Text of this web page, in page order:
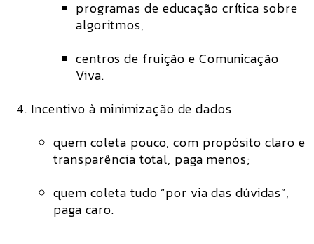
programas de educação crítica sobre
algoritmos,
centros de fruição e Comunicação
Viva.
Incentivo à minimização de dados
quem coleta pouco, com propósito claro e
transparência total, paga menos;
quem coleta tudo “por via das dúvidas”,
paga caro.